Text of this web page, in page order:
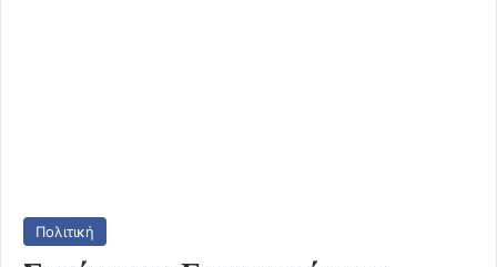
Πολιτική